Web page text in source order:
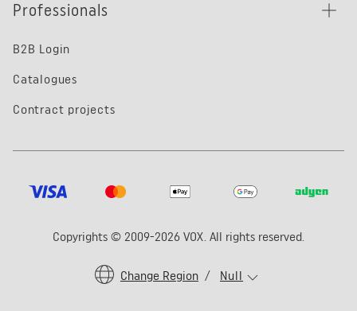
Professionals
B2B Login
Catalogues
Contract projects
Copyrights © 2009-2026 VOX. All rights reserved.
Change Region / Null